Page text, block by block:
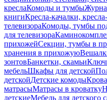
креслаКомоды и тумбы
книгиКресла-качалки,
телевизораКомоды, тумбы
для телевизора
прихожейСекции, тумбы в
хранения в прихожую
зонтовБанкетки, скамьи
мебельШкафы для детской
детскойДетские комоды
матрасыМатрасы в кроватку
детскиеМебель для детского